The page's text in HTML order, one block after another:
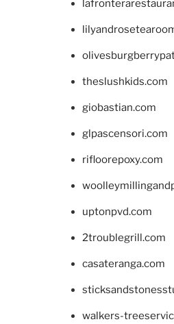
theslushkids.com
giobastian.com
glpascensori.com
rifloorepoxy.com
uptonpvd.com
2troublegrill.com
casateranga.com
walkers-